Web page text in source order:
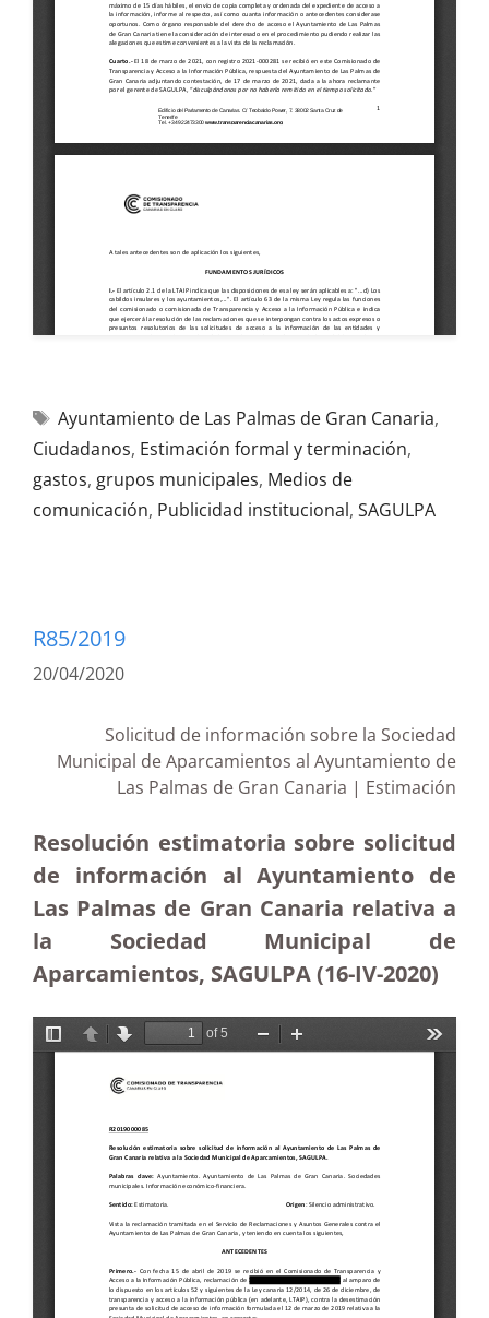
Ayuntamiento de Las Palmas de Gran Canaria,
Ciudadanos, Estimación formal y terminación,
gastos, grupos municipales, Medios de
comunicación, Publicidad institucional, SAGULPA
R85/2019
20/04/2020
Solicitud de información sobre la Sociedad
Municipal de Aparcamientos al Ayuntamiento de
Las Palmas de Gran Canaria | Estimación
Resolución estimatoria sobre solicitud
de información al Ayuntamiento de
Las Palmas de Gran Canaria relativa a
la Sociedad Municipal de
Aparcamientos, SAGULPA (16-IV-2020)